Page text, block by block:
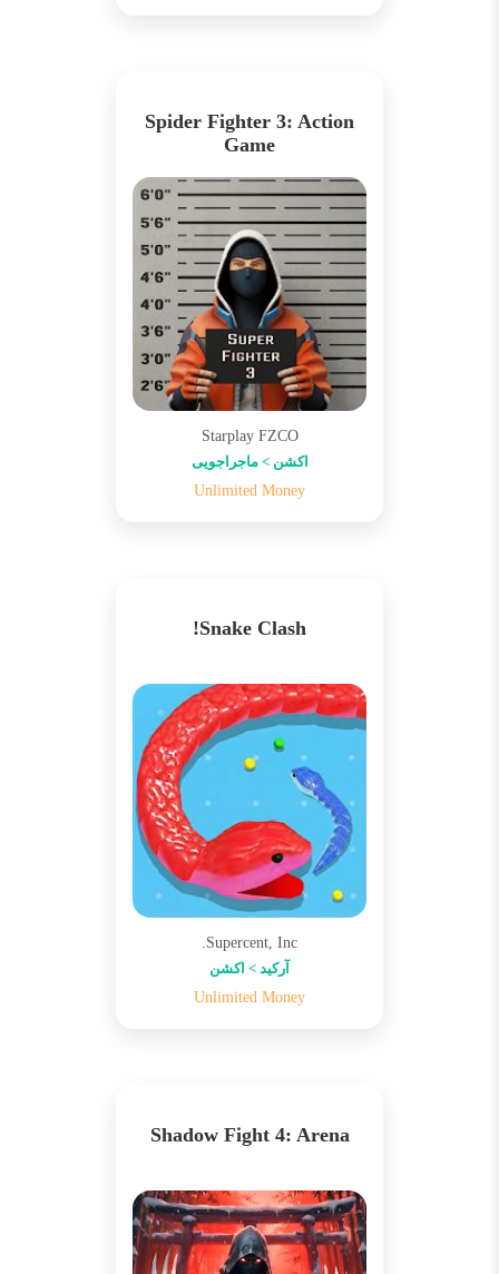
Spider Fighter 3: Action
Game
Starplay FZCO
اکشن > ماجراجویی
Unlimited Money
Snake Clash!
Supercent, Inc.
آرکید > اکشن
Unlimited Money
Shadow Fight 4: Arena